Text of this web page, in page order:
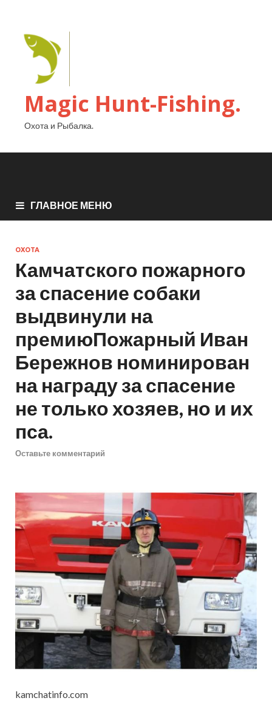
Magic Hunt-Fishing.
Охота и Рыбалка.
ГЛАВНОЕ МЕНЮ
ОХОТА
Камчатского пожарного
за спасение собаки
выдвинули на
премиюПожарный Иван
Бережнов номинирован
на награду за спасение
не только хозяев, но и их
пса.
Оставьте комментарий
kamchatinfo.com